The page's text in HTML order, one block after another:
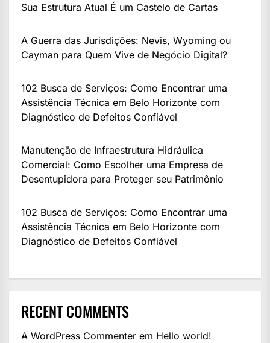
Sua Estrutura Atual É um Castelo de Cartas
A Guerra das Jurisdições: Nevis, Wyoming ou
Cayman para Quem Vive de Negócio Digital?
102 Busca de Serviços: Como Encontrar uma
Assistência Técnica em Belo Horizonte com
Diagnóstico de Defeitos Confiável
Manutenção de Infraestrutura Hidráulica
Comercial: Como Escolher uma Empresa de
Desentupidora para Proteger seu Patrimônio
102 Busca de Serviços: Como Encontrar uma
Assistência Técnica em Belo Horizonte com
Diagnóstico de Defeitos Confiável
RECENT COMMENTS
A WordPress Commenter em Hello world!